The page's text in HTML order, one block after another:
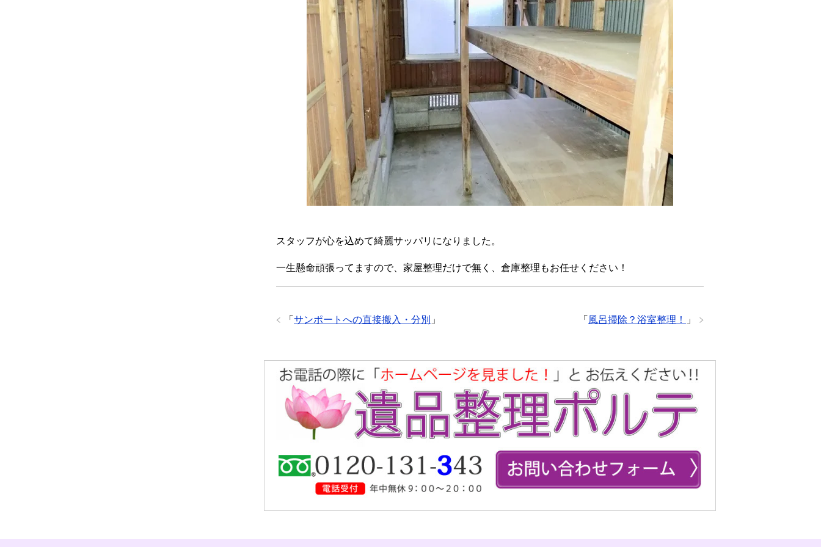
スタッフが心を込めて綺麗サッパリになりました。
一生懸命頑張ってますので、家屋整理だけで無く、倉庫整理もお任せください！
「 風呂掃除？浴室整理！ 」
「 サンポートへの直接搬入・分別 」